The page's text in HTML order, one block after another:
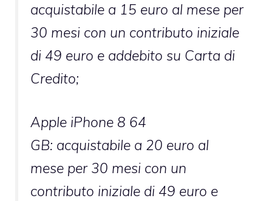
acquistabile a 15 euro al mese per
30 mesi con un contributo iniziale
di 49 euro e addebito su Carta di
Credito;
Apple iPhone 8 64
GB: acquistabile a 20 euro al
mese per 30 mesi con un
contributo iniziale di 49 euro e